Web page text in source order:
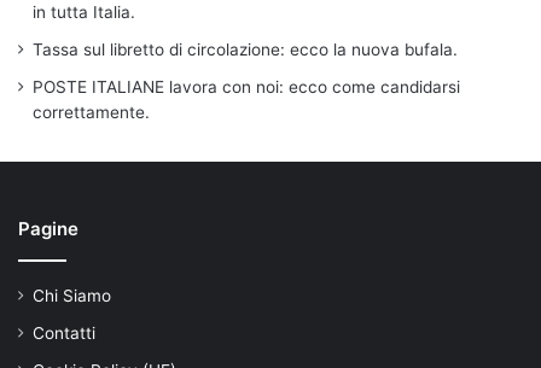
in tutta Italia.
Tassa sul libretto di circolazione: ecco la nuova bufala.
POSTE ITALIANE lavora con noi: ecco come candidarsi
correttamente.
Pagine
Chi Siamo
Contatti